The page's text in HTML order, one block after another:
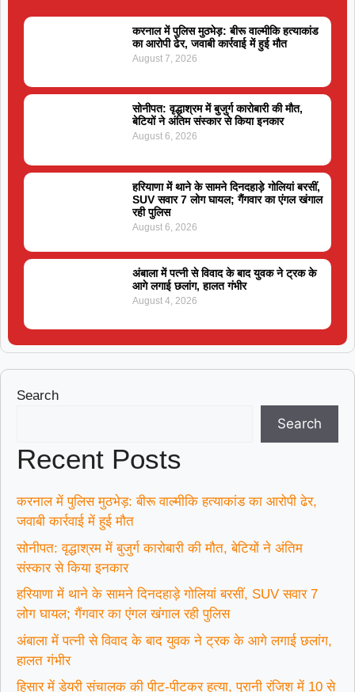
करनाल में पुलिस मुठभेड़: बीरू वाल्मीकि हत्याकांड
का आरोपी ढेर, जवाबी कार्रवाई में हुई मौत
August 7, 2026
सोनीपत: वृद्धाश्रम में बुजुर्ग कारोबारी की मौत,
बेटियों ने अंतिम संस्कार से किया इनकार
August 6, 2026
हरियाणा में थाने के सामने दिनदहाड़े गोलियां बरसीं,
SUV सवार 7 लोग घायल; गैंगवार का एंगल खंगाल
रही पुलिस
August 6, 2026
अंबाला में पत्नी से विवाद के बाद युवक ने ट्रक के
आगे लगाई छलांग, हालत गंभीर
August 4, 2026
Search
Search
Recent Posts
करनाल में पुलिस मुठभेड़: बीरू वाल्मीकि हत्याकांड का आरोपी ढेर,
जवाबी कार्रवाई में हुई मौत
सोनीपत: वृद्धाश्रम में बुजुर्ग कारोबारी की मौत, बेटियों ने अंतिम
संस्कार से किया इनकार
हरियाणा में थाने के सामने दिनदहाड़े गोलियां बरसीं, SUV सवार 7
लोग घायल; गैंगवार का एंगल खंगाल रही पुलिस
अंबाला में पत्नी से विवाद के बाद युवक ने ट्रक के आगे लगाई छलांग,
हालत गंभीर
हिसार में डेयरी संचालक की पीट-पीटकर हत्या, पुरानी रंजिश में 10 से